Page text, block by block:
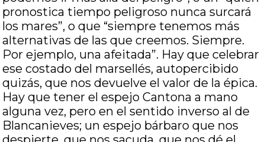
pronostica tiempo peligroso nunca surcará
los mares”, o que “siempre tenemos más
alternativas de las que creemos. Siempre.
Por ejemplo, una afeitada”. Hay que celebrar
ese costado del marsellés, autopercibido
quizás, que nos devuelve el valor de la épica.
Hay que tener el espejo Cantona a mano
alguna vez, pero en el sentido inverso al de
Blancanieves; un espejo bárbaro que nos